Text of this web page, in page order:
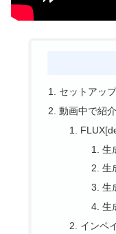
セットアッ
動画中で紹
生
生
生
生
インペ